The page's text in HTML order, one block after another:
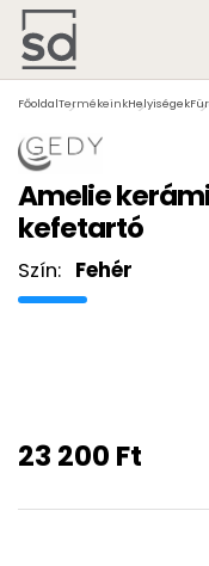
FőoldalTermékeinkHelyiségek
Amelie
kefetartó
23 200 Ft
Szín: Fehér